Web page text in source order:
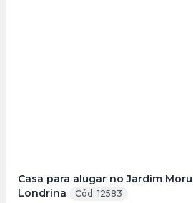
Casa para alugar no Jardim
Londrina
Cód. 12583